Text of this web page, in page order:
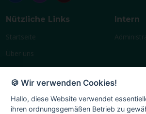
Nützliche Links
Startseite
Über uns
Geschichte
Vereinsleben
Terminplan
Intern
🍪 Wir verwenden Cookies!
Hallo, diese Website verwendet
ihren ordnungsgemäßen Betrieb zu